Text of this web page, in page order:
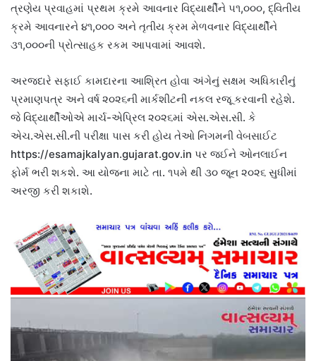
ત્રણેય પ્રવાહમાં પ્રથમ ક્રમે આવનાર વિદ્યાર્થીને ૫૧,૦૦૦, દ્વિતીય
ક્રમે આવનારને ૪૧,૦૦૦ અને તૃતીય ક્રમ મેળવનાર વિદ્યાર્થીને
૩૧,૦૦૦ની પ્રોત્સાહક રકમ આપવામાં આવશે.
અરજદારે સફાઈ કામદારના આશ્રિત હોવા અંગેનું સક્ષમ અધિકારીનું
પ્રમાણપત્ર અને વર્ષ ૨૦૨૬ની માર્કશીટની નકલ રજૂ કરવાની રહેશે.
જે વિદ્યાર્થીઓએ માર્ચ-એપ્રિલ ૨૦૨૬માં એસ.એસ.સી. કે
એચ.એસ.સી.ની પરીક્ષા પાસ કરી હોય તેઓ નિગમની વેબસાઈટ
https://esamajkalyan.gujarat.gov.in પર જઈને ઓનલાઈન
ફોર્મ ભરી શકશે. આ યોજના માટે તા. ૧૫મે થી ૩૦ જૂન ૨૦૨૬ સુધીમાં
અરજી કરી શકાશે.